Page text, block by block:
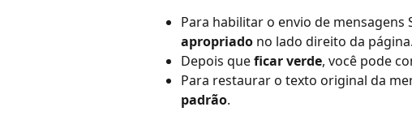
Para habilitar o envio de mensagens
apropriado no lado direito da página.
Depois que ficar verde, você pode
Para restaurar o texto original da
padrão.